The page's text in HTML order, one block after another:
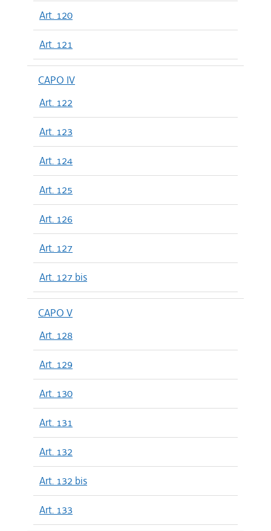
Art. 120
Art. 121
CAPO IV
Art. 122
Art. 123
Art. 124
Art. 125
Art. 126
Art. 127
Art. 127 bis
CAPO V
Art. 128
Art. 129
Art. 130
Art. 131
Art. 132
Art. 132 bis
Art. 133